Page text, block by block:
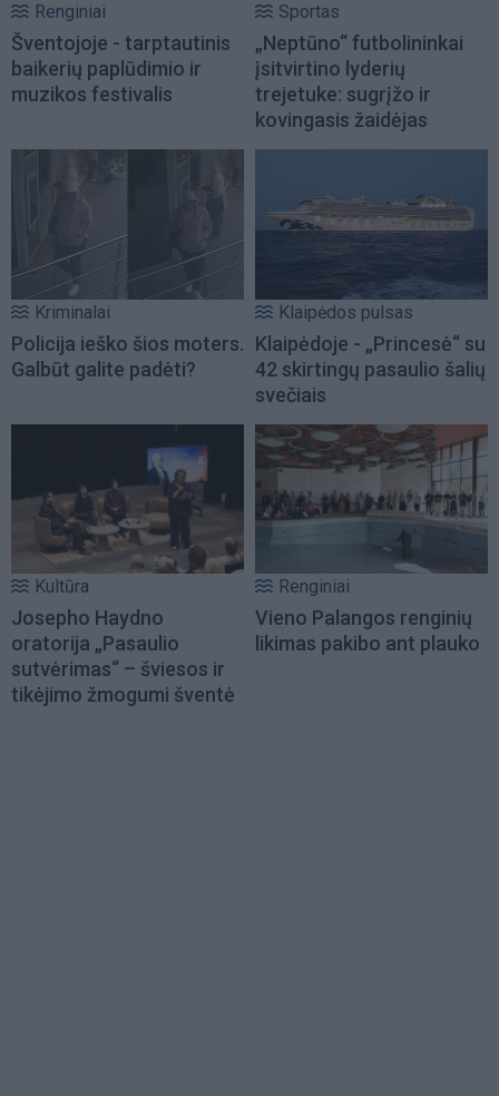
Renginiai
Šventojoje - tarptautinis
baikerių paplūdimio ir
muzikos festivalis
Sportas
„Neptūno“ futbolininkai
įsitvirtino lyderių
trejetuke: sugrįžo ir
kovingasis žaidėjas
Kriminalai
Policija ieško šios moters.
Galbūt galite padėti?
Klaipėdos pulsas
Klaipėdoje - „Princesė“ su
42 skirtingų pasaulio šalių
svečiais
Kultūra
Josepho Haydno
oratorija „Pasaulio
sutvėrimas“ – šviesos ir
tikėjimo žmogumi šventė
Renginiai
Vieno Palangos renginių
likimas pakibo ant plauko